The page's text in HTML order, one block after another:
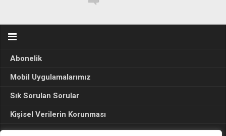
Abonelik
Mobil Uygulamalarımız
Sık Sorulan Sorular
Kişisel Verilerin Korunması
Seçim Sonuçları 2024